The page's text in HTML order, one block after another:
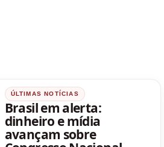
ÚLTIMAS NOTÍCIAS
Brasil em alerta:
dinheiro e mídia
avançam sobre